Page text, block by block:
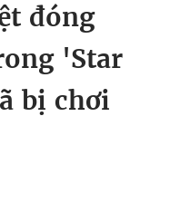
24h
đóng
'Star
bị chơi